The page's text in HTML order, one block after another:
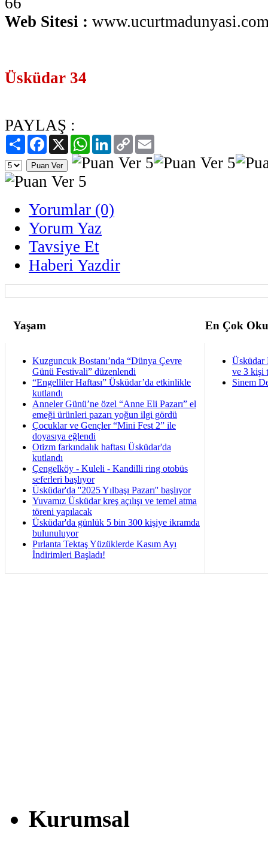
Web Sitesi :
Üsküdar 34
PAYLAŞ :
PaylaşFacebook
X WhatsAppLinkedIn
Copy
Link
Yorumlar (0)
Yorum Yaz
Tavsiye Et
Haberi Yazdir
Yaşam En Çok
Kuzguncuk Bostanı’nda “Dünya Çevre
Günü Festivali” düzenlendi
“Engelliler Haftası” Üsküdar’da etkinlikle
kutlandı
Anneler Günü’ne özel “Anne Eli Pazarı” el
emeği ürünleri pazarı yoğun ilgi gördü
Çocuklar ve Gençler “Mini Fest 2” ile
doyasıya eğlendi
Otizm farkındalık haftası Üsküdar'da
kutlandı
Çengelköy - Kuleli - Kandilli ring otobüs
seferleri başlıyor
Üsküdar'da ''2025 Yılbaşı Pazarı'' başlıyor
Yuvamız Üsküdar kreş açılışı ve temel atma
töreni yapılacak
Üsküdar'da günlük 5 bin 300 kişiye ikramda
bulunuluyor
Pırlanta Tektaş Yüzüklerde Kasım Ayı
İndirimleri Başladı!
Üsküdar
ve 3 kişi
Sinem
Kurumsal